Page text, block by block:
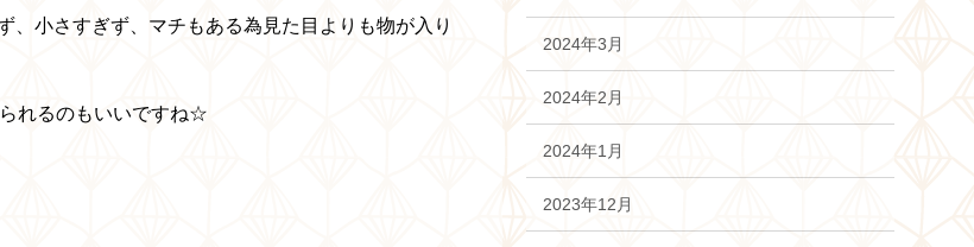
小さすぎず、マチもある為見た目よりも物が入り
れるのもいいですね☆
2024年3月
2024年2月
2024年1月
2023年12月